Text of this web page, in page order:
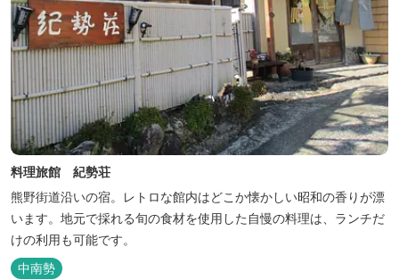
料理旅館 紀勢荘
熊野街道沿いの宿。レトロな館内はどこか懐かしい昭和の香りが漂
います。地元で採れる旬の食材を使用した自慢の料理は、ランチだ
けの利用も可能です。
中南勢